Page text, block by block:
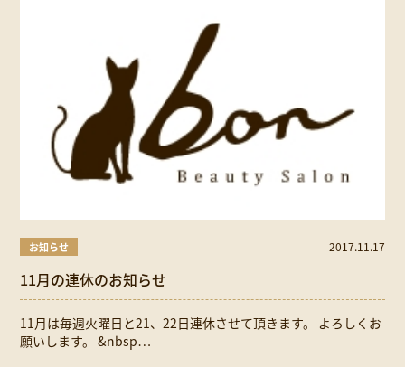
お知らせ 2017.11.17
11月の連休のお知らせ
11月は毎週火曜日と21、22日連休させて頂きます。 よろしくお
願いします。 &nbsp…